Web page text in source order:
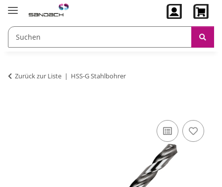
Zurück zur Liste HSS-G Stahlbohrer